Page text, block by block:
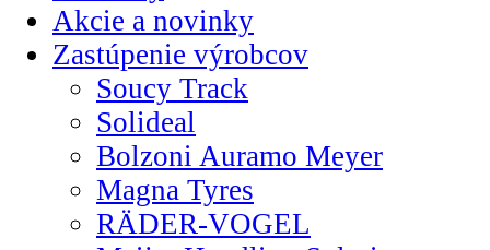
Akcie a novinky
Zastúpenie výrobcov
Soucy Track
Solideal
Bolzoni Auramo Meyer
Magna Tyres
RÄDER-VOGEL